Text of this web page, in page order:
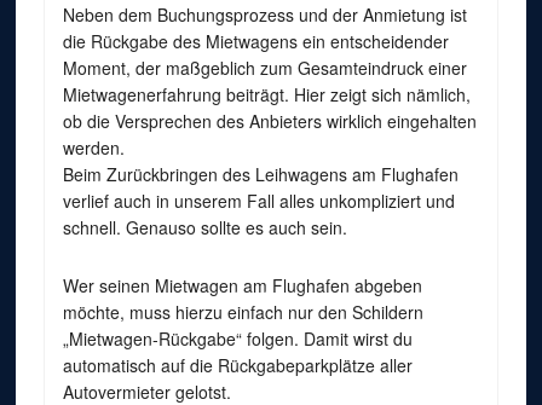
Neben dem Buchungsprozess und der Anmietung ist
die Rückgabe des Mietwagens ein entscheidender
Moment, der maßgeblich zum Gesamteindruck einer
Mietwagenerfahrung beiträgt. Hier zeigt sich nämlich,
ob die Versprechen des Anbieters wirklich eingehalten
werden.
Beim Zurückbringen des Leihwagens am Flughafen
verlief auch in unserem Fall alles unkompliziert und
schnell. Genauso sollte es auch sein.
Wer seinen Mietwagen am Flughafen abgeben
möchte, muss hierzu einfach nur den Schildern
„Mietwagen-Rückgabe“ folgen. Damit wirst du
automatisch auf die Rückgabeparkplätze aller
Autovermieter gelotst.